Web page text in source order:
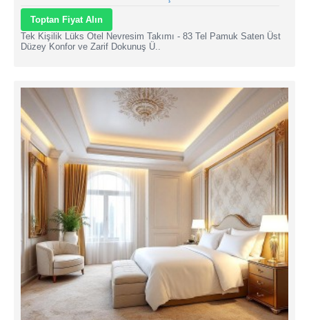
Toptan Fiyat Alın
Tek Kişilik Lüks Otel Nevresim Takımı - 83 Tel Pamuk Saten Üst
Düzey Konfor ve Zarif Dokunuş Ü..